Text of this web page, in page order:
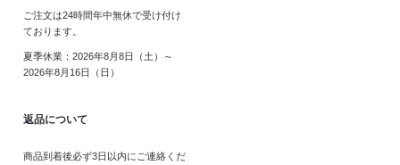
ご注文は24時間年中無休で受け付け
ております。
夏季休業：2026年8月8日（土）～
2026年8月16日（日）
返品について
商品到着後必ず3日以内にご連絡くだ